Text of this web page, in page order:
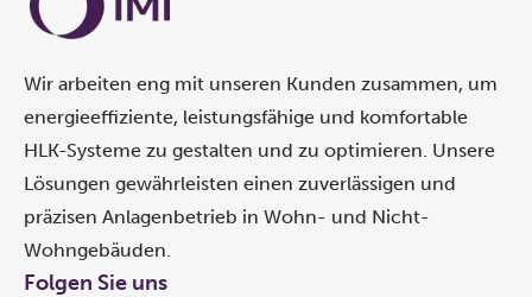
Wir arbeiten eng mit unseren Kunden zusammen, um
energieeffiziente, leistungsfähige und komfortable
HLK-Systeme zu gestalten und zu optimieren. Unsere
Lösungen gewährleisten einen zuverlässigen und
präzisen Anlagenbetrieb in Wohn- und Nicht-
Wohngebäuden.
Folgen Sie uns